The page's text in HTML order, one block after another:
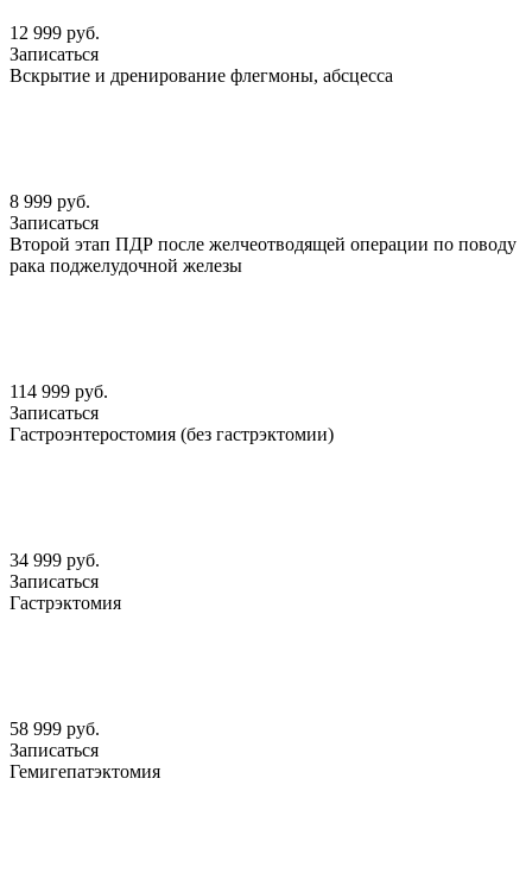
12 999 руб.
Записаться
Вскрытие и дренирование флегмоны, абсцесса
8 999 руб.
Записаться
Второй этап ПДР после желчеотводящей операции по поводу
рака поджелудочной железы
114 999 руб.
Записаться
Гастроэнтеростомия (без гастрэктомии)
34 999 руб.
Записаться
Гастрэктомия
58 999 руб.
Записаться
Гемигепатэктомия